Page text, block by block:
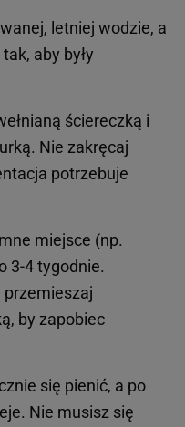
letniej wodzie, a
aby były
ściereczką i
Nie zakręcaj
potrzebuje
miejsce (np.
3-4 tygodnie.
przemieszaj
by zapobiec
się pienić, a po
Nie musisz się